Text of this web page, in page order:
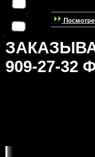
909-27-